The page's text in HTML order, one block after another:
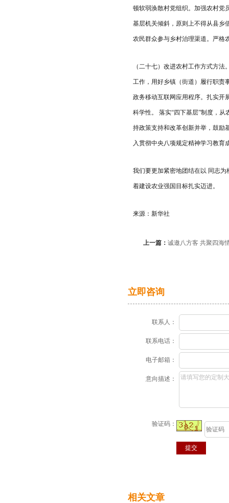
顿软弱涣散村党组织。加强农村党
基层机关倾斜，原则上不得从县乡
农民群众参与乡村治理渠道。严格
（二十七）改进农村工作方式方
工作，用好乡镇（街道）履行职责
政务移动互联网应用程序。扎实开
科学性。 落实“四下基层”制度，
持政策支持和改革创新并举，鼓励
入贯彻中央八项规定精神学习教育
我们要更加紧密地团结在以 同志
着建设农业强国目标扎实迈进。
来源：新华社
上一篇： 诚邀八方客 共聚四海
立即咨询
联系人：
联系电话：
电子邮箱：
意向描述：
验证码：
相关文章